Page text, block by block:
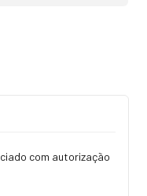
com autorização